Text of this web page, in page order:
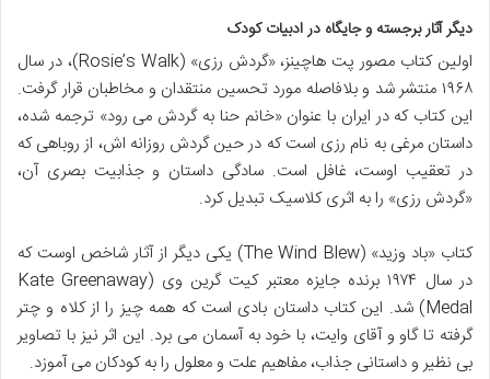
دیگر آثار برجسته و جایگاه در ادبیات کودک
اولین کتاب مصور پت هاچینز، «گردش رزی» (Rosie’s Walk)، در سال
۱۹۶۸ منتشر شد و بلافاصله مورد تحسین منتقدان و مخاطبان قرار گرفت.
این کتاب که در ایران با عنوان «خانم حنا به گردش می رود» ترجمه شده،
داستان مرغی به نام رزی است که در حین گردش روزانه اش، از روباهی که
در تعقیب اوست، غافل است. سادگی داستان و جذابیت بصری آن،
«گردش رزی» را به اثری کلاسیک تبدیل کرد.
کتاب «باد وزید» (The Wind Blew) یکی دیگر از آثار شاخص اوست که
در سال ۱۹۷۴ برنده جایزه معتبر کیت گرین وی (Kate Greenaway
Medal) شد. این کتاب داستان بادی است که همه چیز را از کلاه و چتر
گرفته تا گاو و آقای وایت، با خود به آسمان می برد. این اثر نیز با تصاویر
بی نظیر و داستانی جذاب، مفاهیم علت و معلول را به کودکان می آموزد.